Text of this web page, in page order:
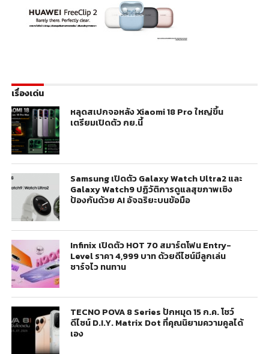
เรื่องเด่น
หลุดสเปกจอหลัง Xiaomi 18 Pro ใหญ่ขึ้น
เตรียมเปิดตัว กย.นี้
Samsung เปิดตัว Galaxy Watch Ultra2 และ
Galaxy Watch9 ปฏิวัติการดูแลสุขภาพเชิง
ป้องกันด้วย AI อัจฉริยะบนข้อมือ
Infinix เปิดตัว HOT 70 สมาร์ตโฟน Entry-
Level ราคา 4,999 บาท ด้วยดีไซน์มีลูกเล่น
ชาร์จไว ทนทาน
TECNO POVA 8 Series ปักหมุด 15 ก.ค. โชว์
ดีไซน์ D.I.Y. Matrix Dot ที่คุณนิยามความคูลได้
เอง